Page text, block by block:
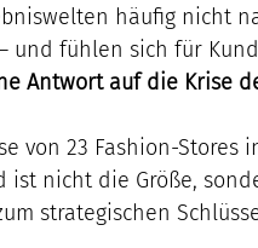
häufig nicht
und fühlen sich für
Antwort auf die Krise
von 23 Fashion-Stores
ist nicht die Größe,
strategischen